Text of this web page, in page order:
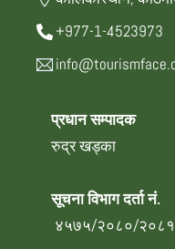
+977-1-4523973
प्रधान सम्पादक
रुद्र खड्का
सूचना विभाग दर्ता नं.
४५७५/२०८०/२०८१